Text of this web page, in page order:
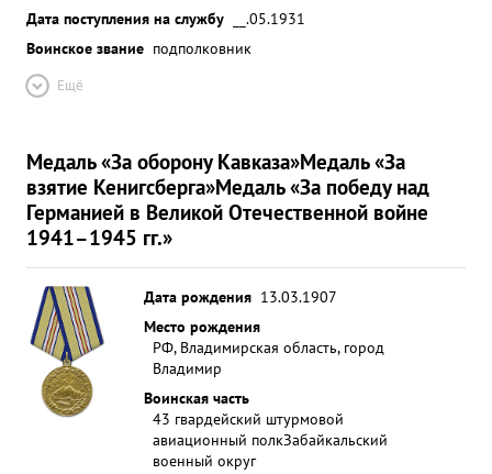
Дата поступления на службу
__.05.1931
Воинское звание подполковник
Ещё
Медаль «За оборону Кавказа»Медаль «За
взятие Кенигсберга»Медаль «За победу над
Германией в Великой Отечественной войне
1941–1945 гг.»
Дата рождения 13.03.1907
Место рождения
РФ, Владимирская область, город
Владимир
Воинская часть
43 гвардейский штурмовой
авиационный полкЗабайкальский
военный округ